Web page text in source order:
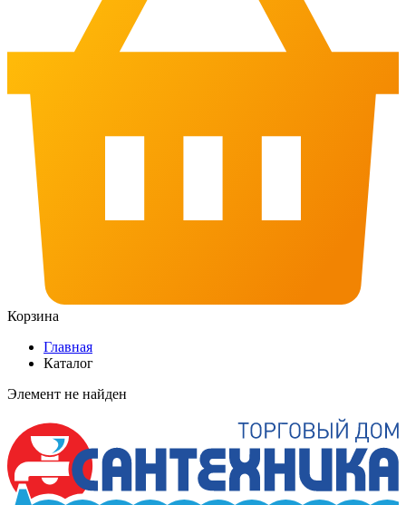
Корзина
Главная
Каталог
Элемент не найден